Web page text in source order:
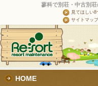
蓼科で別荘・中古別
見てほしい8
サイトマップ
HOME